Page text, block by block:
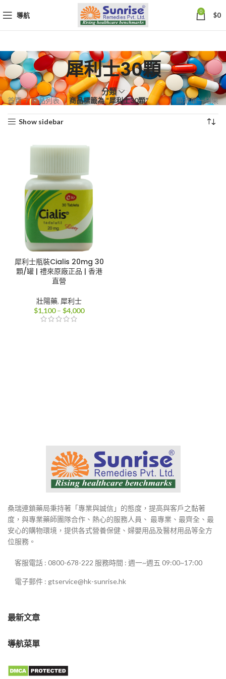
導航 0 $0
犀利士30顆
分類
首頁 商品列表 商品標籤為 “犀利士30顆” 顯示單一結果
Show sidebar
犀利士瓶裝Cialis 20mg 30
顆/罐 | 禮來原廠正品 | 香港
直營
壯陽藥, 犀利士
$1,100 – $4,000價
桑瑞連鎖藥局秉持著「專業與誠信」的態度，提高與客戶之黏著
度，與專業藥師團隊合作、熱心的服務人員、 最專業、最齊全、最
安心的購物環境，提供各式營養保健、婦嬰用品及醫材用品等全方
位服務。
客服電話 : 0800-678-222 服務時間 : 週一~週五 09:00~17:00
電子郵件 : gtservice@hk-sunrise.hk
最新文章
導航菜單